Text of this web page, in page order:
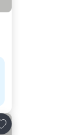
a favoritos